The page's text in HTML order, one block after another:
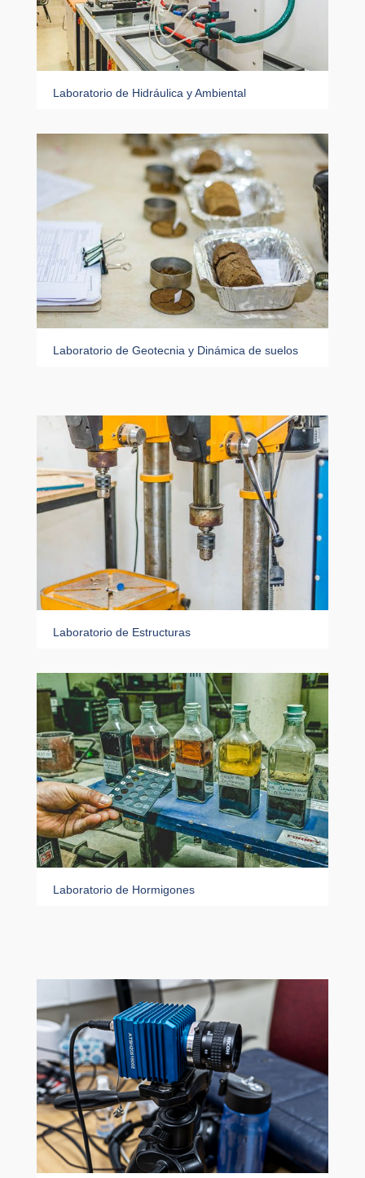
Laboratorio de Hidráulica y Ambiental
Laboratorio de Geotecnia y Dinámica de suelos
Laboratorio de Estructuras
Laboratorio de Hormigones